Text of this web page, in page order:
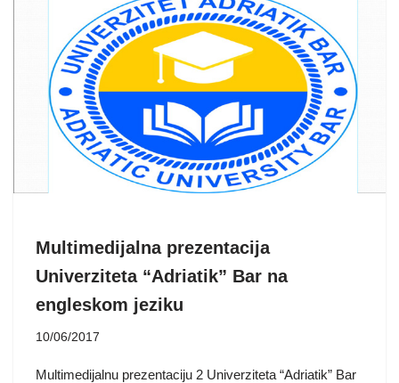
Multimedijalna prezentacija
Univerziteta “Adriatik” Bar na
engleskom jeziku
10/06/2017
Multimedijalnu prezentaciju 2 Univerziteta “Adriatik” Bar